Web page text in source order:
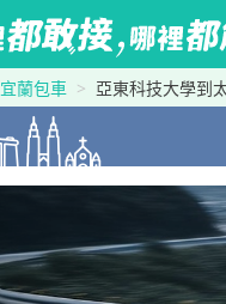
宜蘭包車 亞東科技大學到